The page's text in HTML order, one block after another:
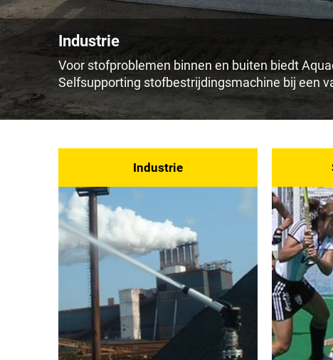
Industrie
Voor stofproblemen binnen en buiten biedt
Selfsupporting stofbestrijdingsmachine bij een
Rental (verhuur)
Maak kennis met onze flexibele en
Industrie